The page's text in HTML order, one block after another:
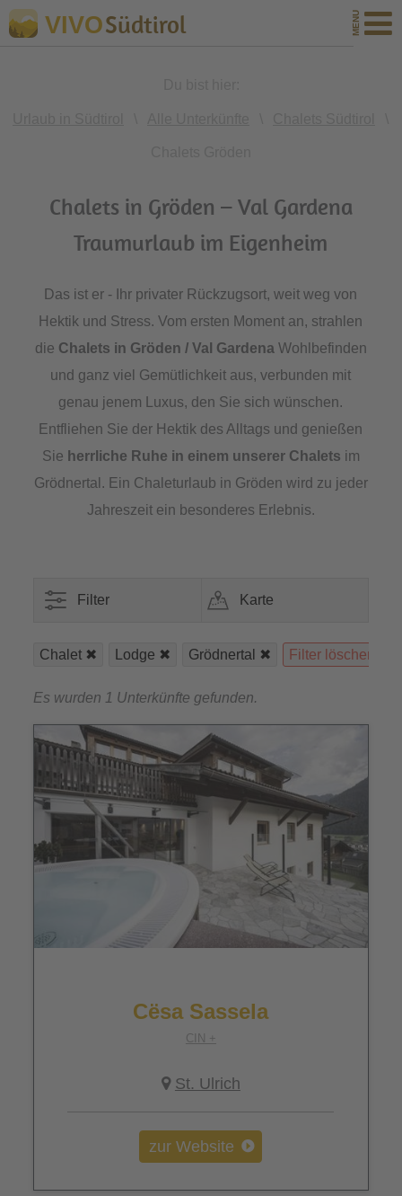
VIVOSüdtirol
Chalets in Gröden – Val Gardena
Traumurlaub im Eigenheim
Das ist er - Ihr privater Rückzugsort, weit weg von
Hektik und Stress. Vom ersten Moment an, strahlen
die Chalets in Gröden / Val Gardena Wohlbefinden
und ganz viel Gemütlichkeit aus, verbunden mit
genau jenem Luxus, den Sie sich wünschen.
Entfliehen Sie der Hektik des Alltags und genießen
Sie herrliche Ruhe in einem unserer Chalets im
Grödnertal. Ein Chaleturlaub in Gröden wird zu jeder
Jahreszeit ein besonderes Erlebnis.
Filter Karte
Chalet Lodge Grödnertal Filter löschen
Es wurden 1 Unterkünfte gefunden.
Cësa Sassela
CIN +
St. Ulrich
zur Website